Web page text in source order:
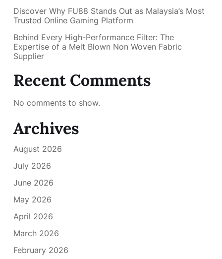
Discover Why FU88 Stands Out as Malaysia’s Most
Trusted Online Gaming Platform
Behind Every High-Performance Filter: The
Expertise of a Melt Blown Non Woven Fabric
Supplier
Recent Comments
No comments to show.
Archives
August 2026
July 2026
June 2026
May 2026
April 2026
March 2026
February 2026